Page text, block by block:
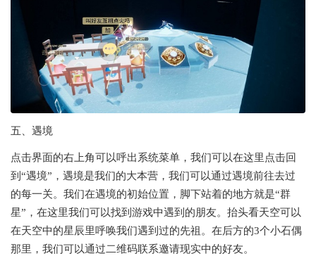
五、遇境
点击界面的右上角可以呼出系统菜单，我们可以在这里点击回
到“遇境”，遇境是我们的大本营，我们可以通过遇境前往去过
的每一关。我们在遇境的初始位置，脚下站着的地方就是“群
星”，在这里我们可以找到游戏中遇到的朋友。抬头看天空可以
在天空中的星辰里呼唤我们遇到过的先祖。在后方的3个小石偶
那里，我们可以通过二维码联系邀请现实中的好友。